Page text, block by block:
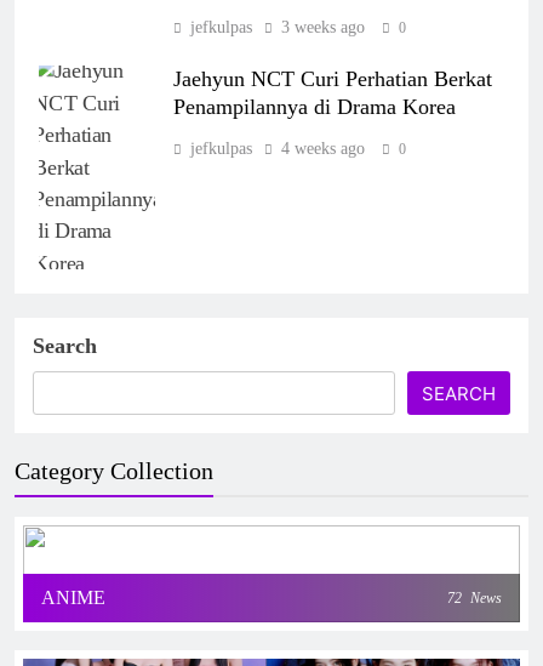
jefkulpas 3 weeks ago 0
Jaehyun NCT Curi Perhatian Berkat
Penampilannya di Drama Korea
jefkulpas 4 weeks ago 0
Search
SEARCH
Category Collection
ANIME 72 News